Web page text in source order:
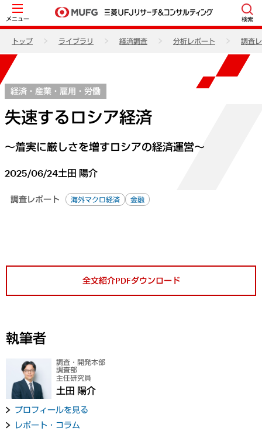
メニュー 検索
トップ ライブラリ 経済調査 分析レポート 調査
経済・産業・雇用・労働
失速するロシア経済
～着実に厳しさを増すロシアの経済運営～
2025/06/24土田 陽介
調査レポート 海外マクロ経済 金融
全文紹介PDFダウンロード
執筆者
調査・開発本部
調査部
主任研究員
土田 陽介
プロフィールを見る
レポート・コラム